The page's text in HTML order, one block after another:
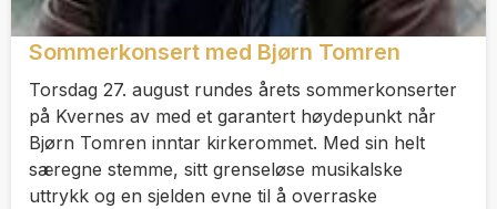
Sommerkonsert med Bjørn Tomren
Torsdag 27. august rundes årets sommerkonserter
på Kvernes av med et garantert høydepunkt når
Bjørn Tomren inntar kirkerommet. Med sin helt
særegne stemme, sitt grenseløse musikalske
uttrykk og en sjelden evne til å overraske